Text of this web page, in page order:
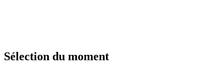
Sélection du moment